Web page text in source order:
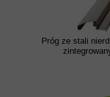
Próg ze stali